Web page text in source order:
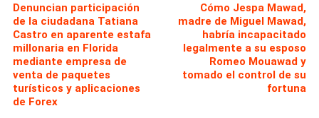
Denuncian participación
de la ciudadana Tatiana
Castro en aparente estafa
millonaria en Florida
mediante empresa de
venta de paquetes
turísticos y aplicaciones
de Forex
Cómo Jespa Mawad,
madre de Miguel Mawad,
habría incapacitado
legalmente a su esposo
Romeo Mouawad y
tomado el control de su
fortuna